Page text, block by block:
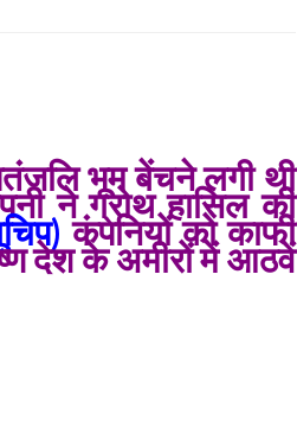
भूम बेंचने लगी थी
ने ग्रोथ हासिल की
कंपनियों को काफी
देश के अमीरों में आठवें